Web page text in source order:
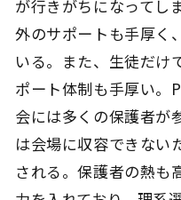
が行きがちになってし
外のサポートも手厚く
いる。また、生徒だけ
ポート体制も手厚い。
会には多くの保護者が
は会場に収容できない
される。保護者の熱も